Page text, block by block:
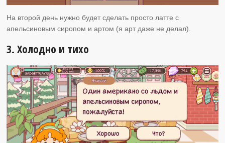
На второй день нужно будет сделать просто латте с
апельсиновым сиропом и артом (я арт даже не делал).
3. Холодно и тихо